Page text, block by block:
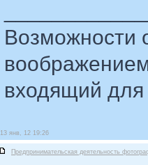
Возможности
входящий
13 янв, 12 19:26
Предпринимательская деятельность